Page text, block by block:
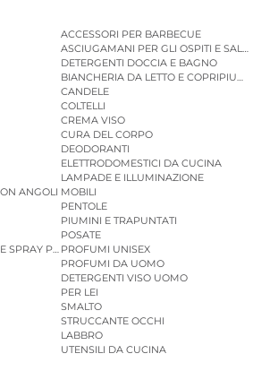
ACCESSORI PER BARBECUE
ASCIUGAMANI PER GLI OSPITI E
DETERGENTI DOCCIA E BAGNO
BIANCHERIA DA LETTO E COPRIPIUMINI
CANDELE
COLTELLI
CREMA VISO
CURA DEL CORPO
DEODORANTI
ELETTRODOMESTICI DA CUCINA
LAMPADE E ILLUMINAZIONE
ANGOLI MOBILI
PENTOLE
PIUMINI E TRAPUNTATI
POSATE
SPRAY PER AMBIENTE
PROFUMI UNISEX
PROFUMI DA UOMO
DETERGENTI VISO UOMO
PER LEI
SMALTO
STRUCCANTE OCCHI
LABBRO
UTENSILI DA CUCINA